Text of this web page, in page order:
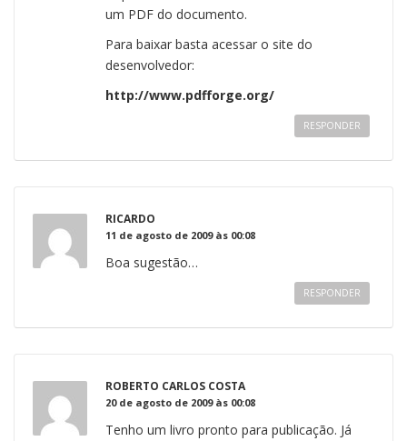
um PDF do documento.
Para baixar basta acessar o site do
desenvolvedor:
http://www.pdfforge.org/
RESPONDER
RICARDO
11 de agosto de 2009 às 00:08
Boa sugestão…
RESPONDER
ROBERTO CARLOS COSTA
20 de agosto de 2009 às 00:08
Tenho um livro pronto para publicação. Já